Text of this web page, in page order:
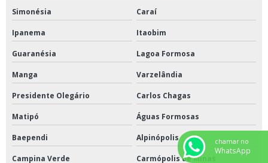
Simonésia Caraí
Ipanema Itaobim
Guaranésia Lagoa Formosa
Manga Varzelândia
Presidente Olegário Carlos Chagas
Matipó Águas Formosas
Baependi Alpinópolis
Campina Verde Carmópolis de Minas
chamar no
WhatsApp